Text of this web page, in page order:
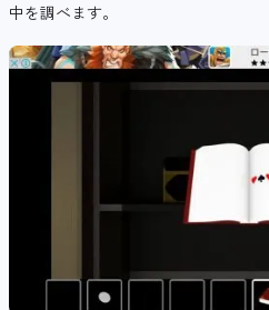
中を調べます。